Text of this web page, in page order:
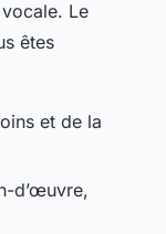
Le
êtes
et de la
d’œuvre,